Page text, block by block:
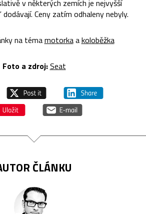
v některých zemích je nejvyšší
Ceny zatím odhaleny nebyly.
na témamotorkaakoloběžka
Foto a zdroj:Seat
ČLÁNKU